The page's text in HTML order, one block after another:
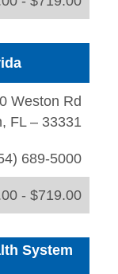
Weston Rd
FL – 33331
689-5000
- $719.00
System